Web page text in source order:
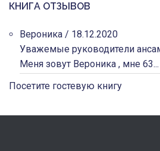
КНИГА ОТЗЫВОВ
Вероника / 18.12.2020
Уважемые руководители
Меня зовут Вероника , мне 63...
Посетите гостевую книгу